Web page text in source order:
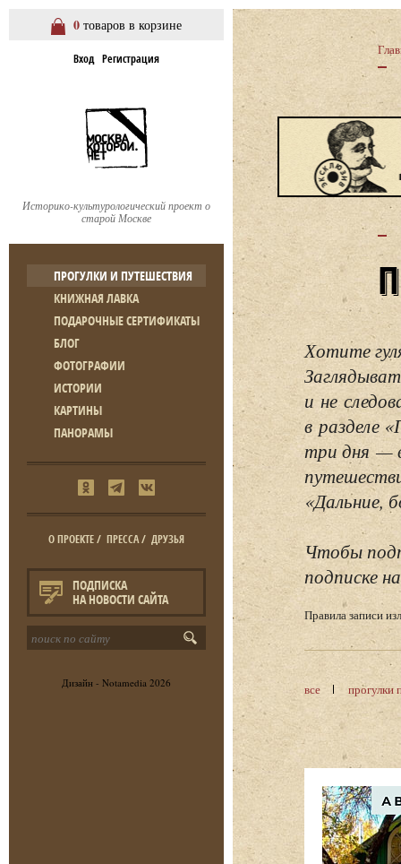
0 товаров в корзине
Вход Регистрация
Историко-культурологический проект о
старой Москве
ПРОГУЛКИ И ПУТЕШЕСТВИЯ
КНИЖНАЯ ЛАВКА
ПОДАРОЧНЫЕ СЕРТИФИКАТЫ
БЛОГ
ФОТОГРАФИИ
ИСТОРИИ
КАРТИНЫ
ПАНОРАМЫ
О ПРОЕКТЕ/ ПРЕССА/ ДРУЗЬЯ
ПОДПИСКА
НА НОВОСТИ САЙТА
Дизайн - Notamedia 2026
Хотите
и не
в разделе
три дня —
«Дальние,
Чтобы
подписке
Правила записи
все прогулки